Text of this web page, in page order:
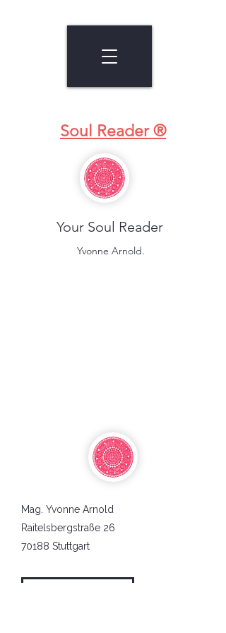
Your Soul Reader
Yvonne Arnold.
Soul Reader ®
Mag. Yvonne Arnold
Raitelsbergstraße 26
70188 Stuttgart